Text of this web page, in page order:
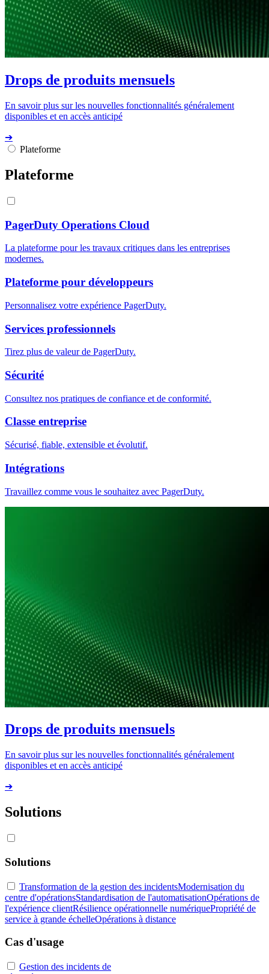
Drops de produits mensuels
En savoir plus sur les nouvelles fonctionnalités généralement
disponibles et en accès anticipé
➔
Plateforme
Plateforme
PagerDuty Operations Cloud
La plateforme pour les travaux critiques dans les entreprises
modernes.
Plateforme pour développeurs
Personnalisez votre expérience PagerDuty.
Services professionnels
Tirez plus de valeur de PagerDuty.
Sécurité
Consultez nos pratiques de confiance et de conformité.
Classe entreprise
Sécurisé, fiable, extensible et évolutif.
Intégrations
Travaillez comme vous le souhaitez avec PagerDuty.
Drops de produits mensuels
En savoir plus sur les nouvelles fonctionnalités généralement
disponibles et en accès anticipé
➔
Solutions
Solutions
Transformation de la gestion des incidentsModernisation du
centre d'opérationsStandardisation de l'automatisationOpérations de
l'expérience clientRésilience opérationnelle numériquePropriété de
service à grande échelleOpérations à distance
Cas d'usage
Gestion des incidents de